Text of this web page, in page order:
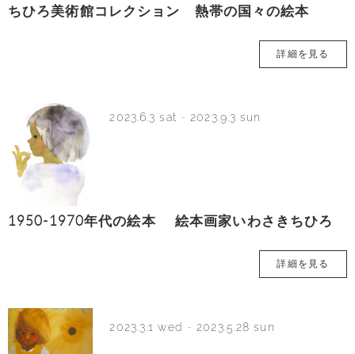
ちひろ美術館コレクション 熱帯の国々の絵本
詳細を見る
2023.6.3 sat - 2023.9.3 sun
1950-1970年代の絵本 絵本画家いわさきちひろ
詳細を見る
2023.3.1 wed - 2023.5.28 sun